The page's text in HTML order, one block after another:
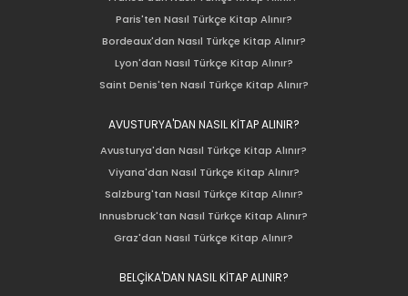
Paris'ten Nasıl Türkçe Kitap Alınır?
Bordeaux'dan Nasıl Türkçe Kitap Alınır?
Lyon'dan Nasıl Türkçe Kitap Alınır?
Saint Denis'ten Nasıl Türkçe Kitap Alınır?
AVUSTURYA'DAN NASIL KİTAP ALINIR?
Avusturya'dan Nasıl Türkçe Kitap Alınır?
Viyana'dan Nasıl Türkçe Kitap Alınır?
Salzburg'tan Nasıl Türkçe Kitap Alınır?
Innusbruck'tan Nasıl Türkçe Kitap Alınır?
Graz'dan Nasıl Türkçe Kitap Alınır?
BELÇİKA'DAN NASIL KİTAP ALINIR?